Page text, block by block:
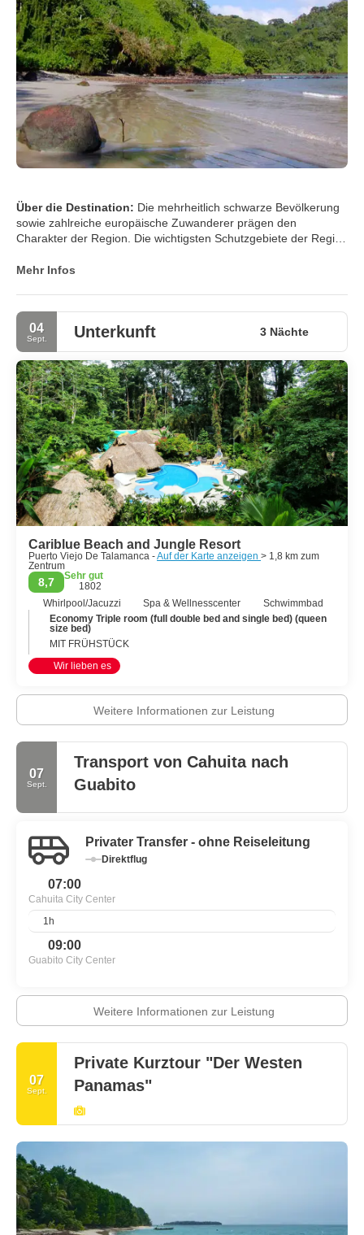
Über die Destination: Die mehrheitlich schwarze Bevölkerung
sowie zahlreiche europäische Zuwanderer prägen den
Charakter der Region. Die wichtigsten Schutzgebiete der Region
Gandoca Manzanillo Naturschutzgebiet. Sie bieten nicht nur
kommen trotz des Erdbebens 1991, welches die vorgelagerten
Korallenriffe teilweise zerstört hat, auf ihre Kosten.
Mehr Infos
04
Sept. Unterkunft 3 Nächte
Cariblue Beach and Jungle Resort
Puerto Viejo De Talamanca -Auf der Karte anzeigen > 1,8 km zum
Zentrum
8,7
Sehr gut
1802
Whirlpool/Jacuzzi
Spa & Wellnesscenter
Schwimmbad
Economy Triple room (full double bed and single bed) (queen
size bed)
MIT FRÜHSTÜCK
Wir lieben es
Weitere Informationen zur Leistung
07
Sept.
Transport von Cahuita nach
Guabito
Privater Transfer - ohne Reiseleitung
Direktflug
07:00
Cahuita City Center
1h
09:00
Guabito City Center
Weitere Informationen zur Leistung
07
Sept.
Private Kurztour "Der Westen
Panamas"